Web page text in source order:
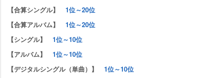
【合算シングル】 1位～20位
【合算アルバム】 1位～20位
【シングル】 1位～10位
【アルバム】 1位～10位
【デジタルシングル（単曲）】 1位～10位